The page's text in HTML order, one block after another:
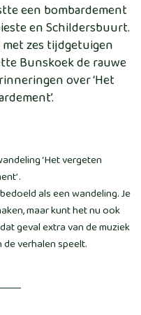
een bombardement
en Schildersbuurt.
zes tijdgetuigen
Bunskoek de rauwe
over ‘Het
‘Het vergeten
.
als een wandeling. Je
maar kunt het nu ook
geval extra van de muziek
verhalen speelt.